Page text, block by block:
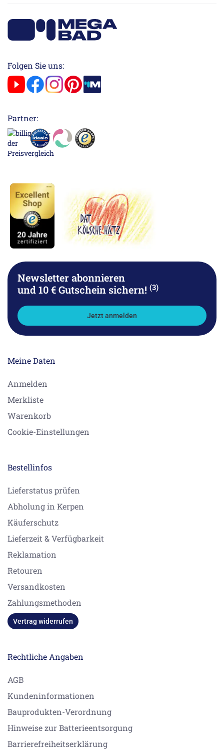
Folgen Sie uns:
Partner:
Newsletter abonnieren
und 10 € Gutschein sichern! (3)
Jetzt anmelden
Meine Daten
Anmelden
Merkliste
Warenkorb
Cookie-Einstellungen
Bestellinfos
Lieferstatus prüfen
Abholung in Kerpen
Käuferschutz
Lieferzeit & Verfügbarkeit
Reklamation
Retouren
Versandkosten
Zahlungsmethoden
Vertrag widerrufen
Rechtliche Angaben
AGB
Kundeninformationen
Bauprodukten-Verordnung
Hinweise zur Batterieentsorgung
Barrierefreiheitserklärung